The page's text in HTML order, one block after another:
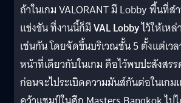
ถ้าในเกม VALORANT มี Lobby พื้นที่
แข่งขัน ที่งานนี้ก็มีVAL Lobbyไว้ให้เห
เช่นกัน โดยจัดขึ้นบริเวณชั้น 5 ตั้งแต่เว
หน้าที่เดียวกับในเกม คือไว้พบปะสังสร
ก่อนจะไประเบิดความมันส์กันต่อในเก